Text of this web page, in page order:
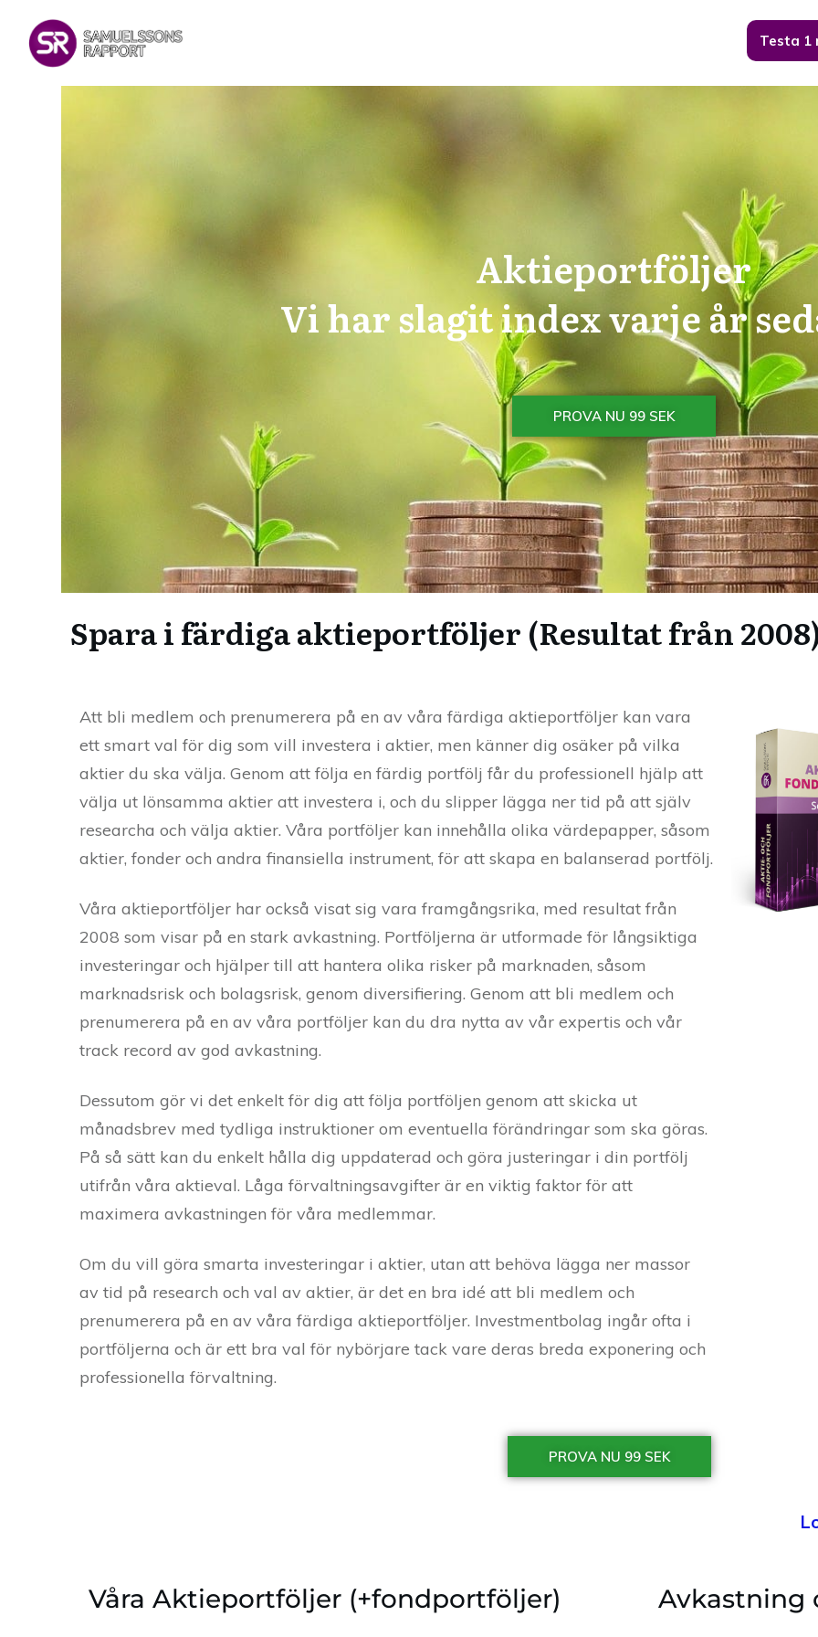
Testa 1
Aktieportföljer
Vi har slagit index varje år
PROVA NU 99 SEK
Spara i färdiga aktieportföljer (Resultat från
Att bli medlem och prenumerera på en av våra färdiga aktieportföljer kan vara
ett smart val för dig som vill investera i aktier, men känner dig osäker på vilka
aktier du ska välja. Genom att följa en färdig portfölj får du professionell hjälp att
välja ut lönsamma aktier att investera i, och du slipper lägga ner tid på att själv
researcha och välja aktier. Våra portföljer kan innehålla olika värdepapper, såsom
aktier, fonder och andra finansiella instrument, för att skapa en balanserad portfölj.
Våra aktieportföljer har också visat sig vara framgångsrika, med resultat från
2008 som visar på en stark avkastning. Portföljerna är utformade för långsiktiga
investeringar och hjälper till att hantera olika risker på marknaden, såsom
marknadsrisk och bolagsrisk, genom diversifiering. Genom att bli medlem och
prenumerera på en av våra portföljer kan du dra nytta av vår expertis och vår
track record av god avkastning.
Dessutom gör vi det enkelt för dig att följa portföljen genom att skicka ut
månadsbrev med tydliga instruktioner om eventuella förändringar som ska göras.
På så sätt kan du enkelt hålla dig uppdaterad och göra justeringar i din portfölj
utifrån våra aktieval. Låga förvaltningsavgifter är en viktig faktor för att
maximera avkastningen för våra medlemmar.
Om du vill göra smarta investeringar i aktier, utan att behöva lägga ner massor
av tid på research och val av aktier, är det en bra idé att bli medlem och
prenumerera på en av våra färdiga aktieportföljer. Investmentbolag ingår ofta i
portföljerna och är ett bra val för nybörjare tack vare deras breda exponering och
professionella förvaltning.
PROVA NU 99 SEK
Våra Aktieportföljer (+fondportföljer) Avkastning